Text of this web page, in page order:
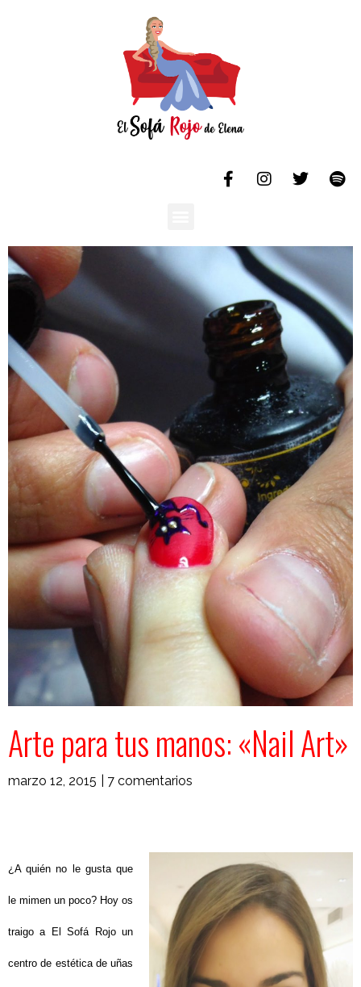
Arte para tus manos: «Nail Art»
marzo 12, 2015 7 comentarios
¿A quién no le gusta que
le mimen un poco? Hoy os
traigo a El Sofá Rojo un
centro de estética de uñas